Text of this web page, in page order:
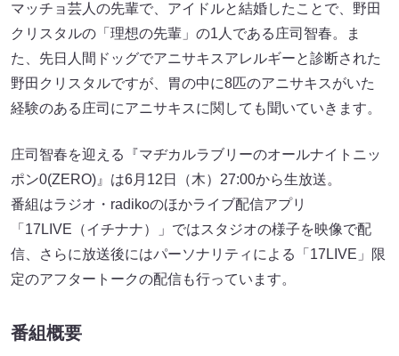
マッチョ芸人の先輩で、アイドルと結婚したことで、野田
クリスタルの「理想の先輩」の1人である庄司智春。ま
た、先日人間ドッグでアニサキスアレルギーと診断された
野田クリスタルですが、胃の中に8匹のアニサキスがいた
経験のある庄司にアニサキスに関しても聞いていきます。
庄司智春を迎える『マヂカルラブリーのオールナイトニッ
ポン0(ZERO)』は6月12日（木）27:00から生放送。
番組はラジオ・radikoのほかライブ配信アプリ
「17LIVE（イチナナ）」ではスタジオの様子を映像で配
信、さらに放送後にはパーソナリティによる「17LIVE」限
定のアフタートークの配信も行っています。
番組概要